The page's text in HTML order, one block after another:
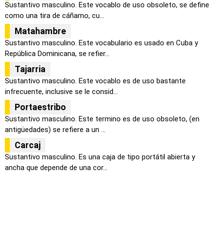
Sustantivo masculino. Este vocablo de uso obsoleto, se define
como una tira de cáñamo, cu...
Matahambre
Sustantivo masculino. Este vocabulario es usado en Cuba y
República Dominicana, se refier...
Tajarria
Sustantivo masculino. Este vocablo es de uso bastante
infrecuente, inclusive se le consid...
Portaestribo
Sustantivo masculino. Este termino es de uso obsoleto, (en
antigüedades) se refiere a un ...
Carcaj
Sustantivo masculino. Es una caja de tipo portátil abierta y
ancha que depende de una cor...